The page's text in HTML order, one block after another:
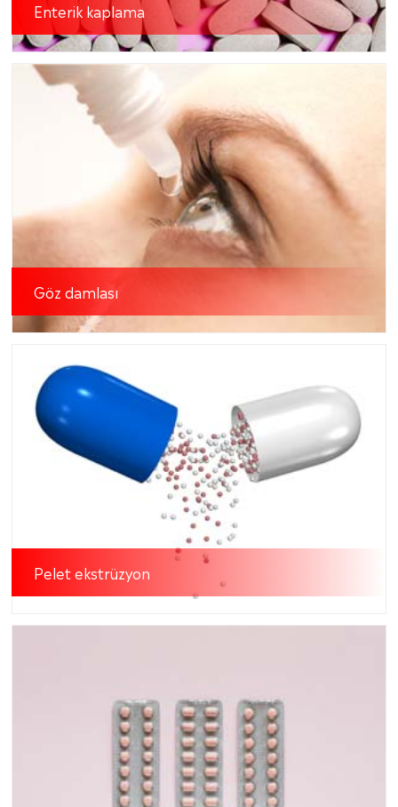
Enterik kaplama
Göz damlası
Pelet ekstrüzyon